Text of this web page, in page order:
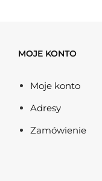
MOJE KONTO
Moje konto
Adresy
Zamówienie